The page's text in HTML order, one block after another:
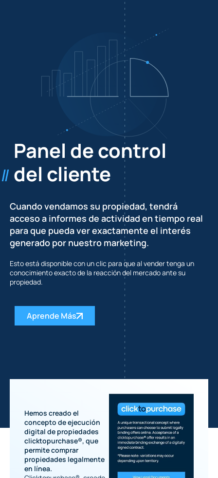
Panel de control
del cliente
Cuando vendamos su propiedad, tendrá
acceso a informes de actividad en tiempo real
para que pueda ver exactamente el interés
generado por nuestro marketing.
Esto está disponible con un clic para que al vender tenga un
conocimiento exacto de la reacción del mercado ante su
propiedad.
Aprende Más
Hemos creado el
concepto de ejecución
digital de propiedades
clicktopurchase®, que
permite comprar
propiedades legalmente
en línea.